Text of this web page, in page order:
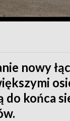
nowy
do końca